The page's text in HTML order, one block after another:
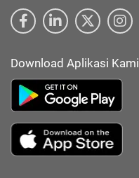
Download Aplikasi Kami